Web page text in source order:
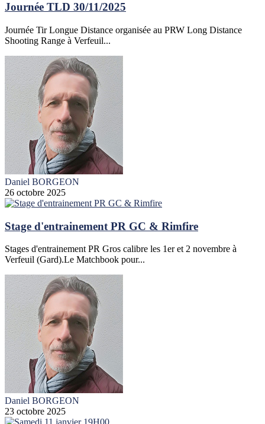
Journée TLD 30/11/2025
Journée Tir Longue Distance organisée au PRW Long Distance
Shooting Range à Verfeuil...
Daniel BORGEON
26 octobre 2025
Stage d'entrainement PR GC & Rimfire
Stages d'entrainement PR Gros calibre les 1er et 2 novembre à
Verfeuil (Gard).Le Matchbook pour...
Daniel BORGEON
23 octobre 2025